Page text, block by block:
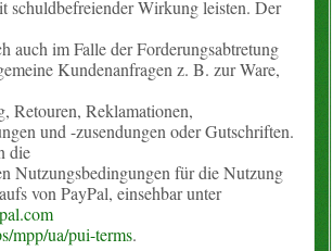
schuldbefreiender Wirkung leisten. Der
im Falle der Forderungsabtretung
Kundenanfragen z. B. zur Ware,
Reklamationen,
und -zusendungen oder Gutschriften.
die
für die Nutzung
von PayPal, einsehbar unter
ua/pui-terms.